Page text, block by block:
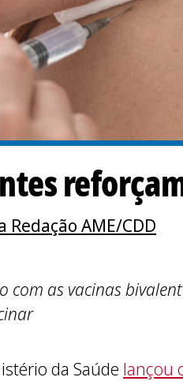
AME/CDD
com as vacinas
da Saúde lançou